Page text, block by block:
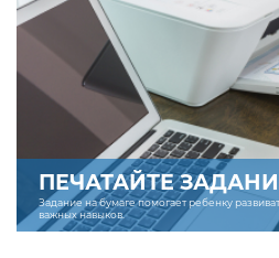
ПЕЧАТАЙТЕ
Задание на бумаге помогает ребенку
важных навыков.